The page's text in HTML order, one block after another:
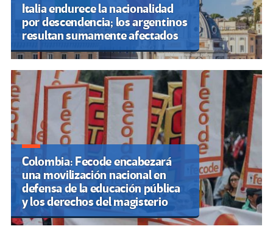
Italia endurece la nacionalidad
por descendencia; los argentinos
resultan sumamente afectados
Colombia: Fecode encabezará
una movilización nacional en
defensa de la educación pública
y los derechos del magisterio